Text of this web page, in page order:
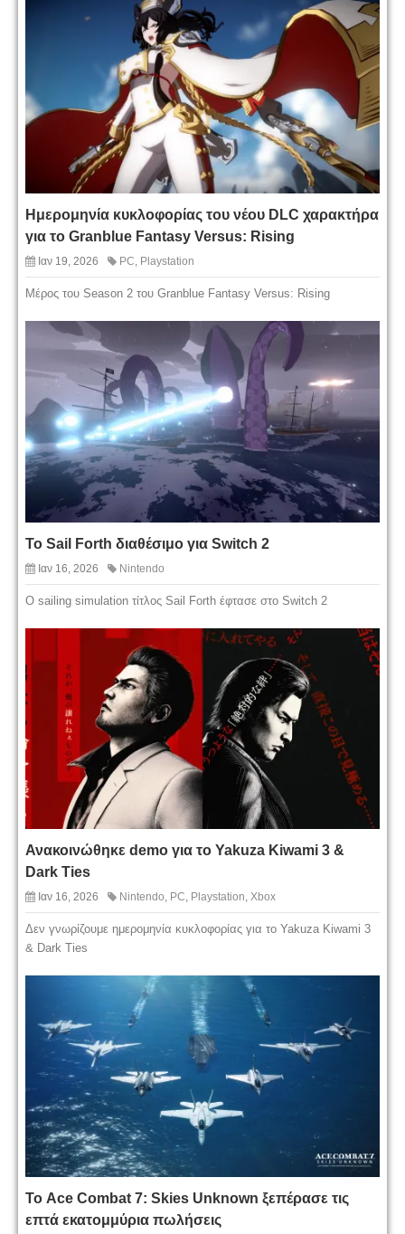
Ημερομηνία κυκλοφορίας του νέου DLC χαρακτήρα
για το Granblue Fantasy Versus: Rising
Ιαν 19, 2026 PC Playstation
Μέρος του Season 2 του Granblue Fantasy Versus: Rising
Το Sail Forth διαθέσιμο για Switch 2
Ιαν 16, 2026 Nintendo
O sailing simulation τίτλος Sail Forth έφτασε στο Switch 2
Ανακοινώθηκε demo για το Yakuza Kiwami 3 &
Dark Ties
Ιαν 16, 2026 Nintendo, PC, Playstation, Xbox
Δεν γνωρίζουμε ημερομηνία κυκλοφορίας για το Yakuza Kiwami 3
& Dark Ties
Το Ace Combat 7: Skies Unknown ξεπέρασε τις
επτά εκατομμύρια πωλήσεις